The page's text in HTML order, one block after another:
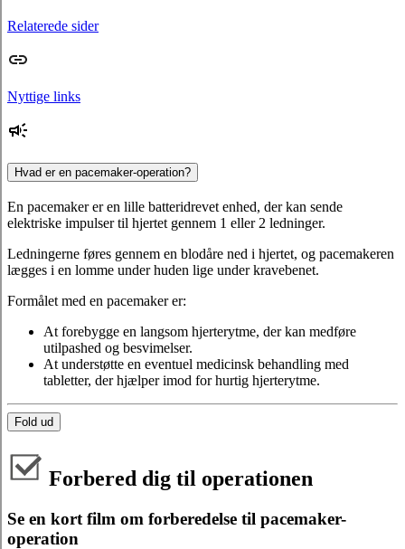
Relaterede sider
Nyttige links
Hvad er en pacemaker-operation?
En pacemaker er en lille batteridrevet enhed, der kan sende
elektriske impulser til hjertet gennem 1 eller 2 ledninger.
Ledningerne føres gennem en blodåre ned i hjertet, og pacemakeren
lægges i en lomme under huden lige under kravebenet.
Formålet med en pacemaker er:
At forebygge en langsom hjerterytme, der kan medføre
utilpashed og besvimelser.
At understøtte en eventuel medicinsk behandling med
tabletter, der hjælper imod for hurtig hjerterytme.
Fold ud
Forbered dig til operationen
Se en kort film om forberedelse til pacemaker-
operation